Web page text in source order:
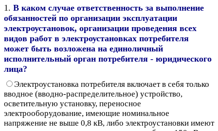
1. В каком случае ответственность за выполнение
обязанностей по организации эксплуатации
электроустановок, организации проведения всех
видов работ в электроустановках потребителя
может быть возложена на единоличный
исполнительный орган потребителя - юридического
лица?
Электроустановка потребителя включает в себя только
вводное (вводно-распределительное) устройство,
осветительную установку, переносное
электрооборудование, имеющие номинальное
напряжение не выше 0,8 кВ, либо электроустановки имеют